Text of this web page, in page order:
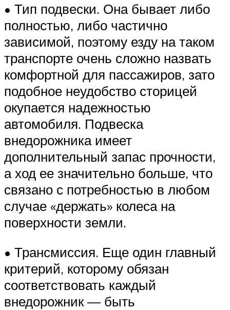
• Тип подвески. Она бывает либо
полностью, либо частично
зависимой, поэтому езду на таком
транспорте очень сложно назвать
комфортной для пассажиров, зато
подобное неудобство сторицей
окупается надежностью
автомобиля. Подвеска
внедорожника имеет
дополнительный запас прочности,
а ход ее значительно больше, что
связано с потребностью в любом
случае «держать» колеса на
поверхности земли.
• Трансмиссия. Еще один главный
критерий, которому обязан
соответствовать каждый
внедорожник — быть